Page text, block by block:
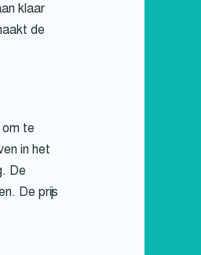
klaar
de
te
in het
De
De prijs